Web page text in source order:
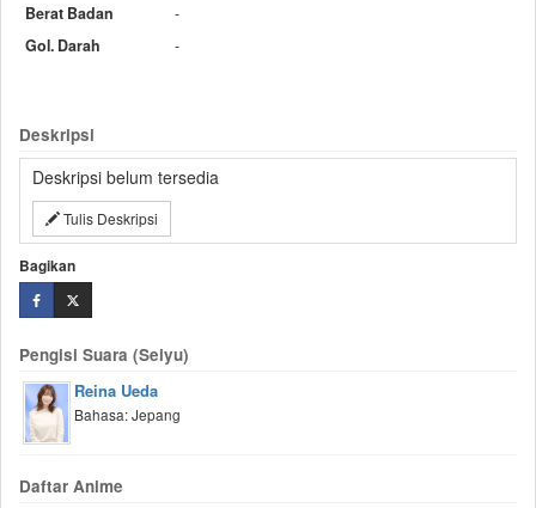
Berat Badan
-
Gol. Darah
-
Deskripsi
Deskripsi belum tersedia
Tulis Deskripsi
Bagikan
Pengisi Suara (Seiyu)
Reina Ueda
Bahasa: Jepang
Daftar Anime